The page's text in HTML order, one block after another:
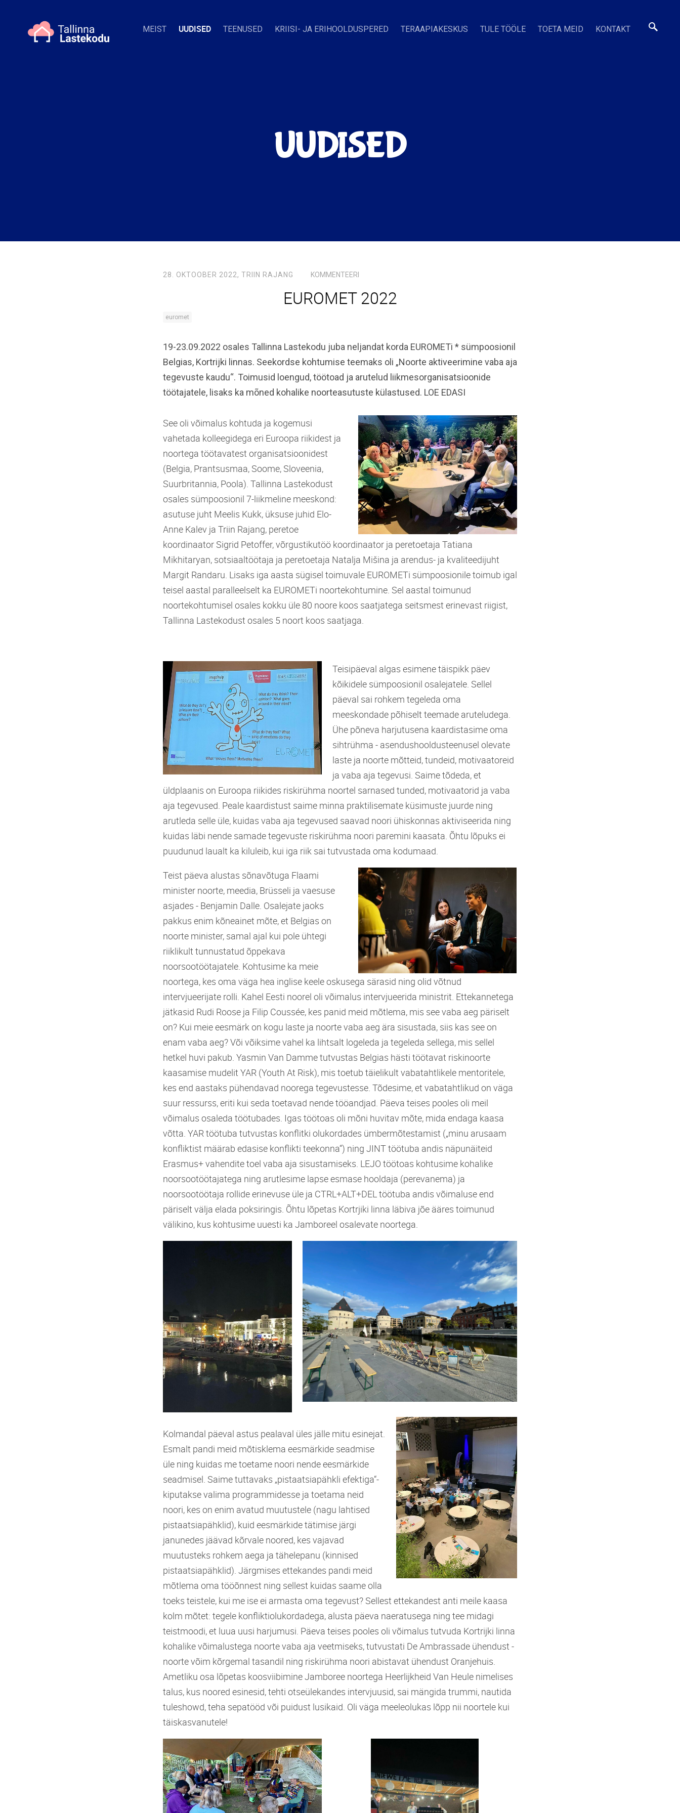
MEIST UUDISED TEENUSED KRIISI- JA ERIHOOLDUSPERED TERAAPIAKESKUS TULE TÖÖLE TOETA MEID KONTAKT
UUDISED
28. OKTOOBER 2022, TRIIN RAJANG KOMMENTEERI
EUROMET 2022
euromet
19-23.09.2022 osales Tallinna Lastekodu juba neljandat korda EUROMETi * sümpoosionil
Belgias, Kortrijki linnas. Seekordse kohtumise teemaks oli „Noorte aktiveerimine vaba aja
tegevuste kaudu“. Toimusid loengud, töötoad ja arutelud liikmesorganisatsioonide
töötajatele, lisaks ka mõned kohalike noorteasutuste külastused. LOE EDASI
See oli võimalus kohtuda ja kogemusi
vahetada kolleegidega eri Euroopa riikidest ja
noortega töötavatest organisatsioonidest
(Belgia, Prantsusmaa, Soome, Sloveenia,
Suurbritannia, Poola). Tallinna Lastekodust
osales sümpoosionil 7-liikmeline meeskond:
asutuse juht Meelis Kukk, üksuse juhid Elo-
Anne Kalev ja Triin Rajang, peretoe
koordinaator Sigrid Petoffer, võrgustikutöö koordinaator ja peretoetaja Tatiana
Mikhitaryan, sotsiaaltöötaja ja peretoetaja Natalja Mišina ja arendus- ja kvaliteedijuht
Margit Randaru. Lisaks iga aasta sügisel toimuvale EUROMETi sümpoosionile toimub igal
teisel aastal paralleelselt ka EUROMETi noortekohtumine. Sel aastal toimunud
noortekohtumisel osales kokku üle 80 noore koos saatjatega seitsmest erinevast riigist,
Tallinna Lastekodust osales 5 noort koos saatjaga.
Teisipäeval algas esimene täispikk päev
kõikidele sümpoosionil osalejatele. Sellel
päeval sai rohkem tegeleda oma
meeskondade põhiselt teemade aruteludega.
Ühe põneva harjutusena kaardistasime oma
sihtrühma - asendushooldusteenusel olevate
laste ja noorte mõtteid, tundeid, motivaatoreid
ja vaba aja tegevusi. Saime tõdeda, et
üldplaanis on Euroopa riikides riskirühma noortel sarnased tunded, motivaatorid ja vaba
aja tegevused. Peale kaardistust saime minna praktilisemate küsimuste juurde ning
arutleda selle üle, kuidas vaba aja tegevused saavad noori ühiskonnas aktiviseerida ning
kuidas läbi nende samade tegevuste riskirühma noori paremini kaasata. Õhtu lõpuks ei
puudunud laualt ka kiluleib, kui iga riik sai tutvustada oma kodumaad.
Teist päeva alustas sõnavõtuga Flaami
minister noorte, meedia, Brüsseli ja vaesuse
asjades - Benjamin Dalle. Osalejate jaoks
pakkus enim kõneainet mõte, et Belgias on
noorte minister, samal ajal kui pole ühtegi
riiklikult tunnustatud õppekava
noorsootöötajatele. Kohtusime ka meie
noortega, kes oma väga hea inglise keele oskusega särasid ning olid võtnud
intervjueerijate rolli. Kahel Eesti noorel oli võimalus intervjueerida ministrit. Ettekannetega
jätkasid Rudi Roose ja Filip Coussée, kes panid meid mõtlema, mis see vaba aeg päriselt
on? Kui meie eesmärk on kogu laste ja noorte vaba aeg ära sisustada, siis kas see on
enam vaba aeg? Või võiksime vahel ka lihtsalt logeleda ja tegeleda sellega, mis sellel
hetkel huvi pakub. Yasmin Van Damme tutvustas Belgias hästi töötavat riskinoorte
kaasamise mudelit YAR (Youth At Risk), mis toetub täielikult vabatahtlikele mentoritele,
kes end aastaks pühendavad noorega tegevustesse. Tõdesime, et vabatahtlikud on väga
suur ressurss, eriti kui seda toetavad nende tööandjad. Päeva teises pooles oli meil
võimalus osaleda töötubades. Igas töötoas oli mõni huvitav mõte, mida endaga kaasa
võtta. YAR töötuba tutvustas konflitki olukordades ümbermõtestamist („minu arusaam
konfliktist määrab edasise konflikti teekonna“) ning JINT töötuba andis näpunäiteid
Erasmus+ vahendite toel vaba aja sisustamiseks. LEJO töötoas kohtusime kohalike
noorsootöötajatega ning arutlesime lapse esmase hooldaja (perevanema) ja
noorsootöötaja rollide erinevuse üle ja CTRL+ALT+DEL töötuba andis võimaluse end
päriselt välja elada poksiringis. Õhtu lõpetas Kortrjiki linna läbiva jõe ääres toimunud
välikino, kus kohtusime uuesti ka Jamboreel osalevate noortega.
Kolmandal päeval astus pealaval üles jälle mitu esinejat.
Esmalt pandi meid mõtisklema eesmärkide seadmise
üle ning kuidas me toetame noori nende eesmärkide
seadmisel. Saime tuttavaks „pistaatsiapähkli efektiga“-
kiputakse valima programmidesse ja toetama neid
noori, kes on enim avatud muutustele (nagu lahtised
pistaatsiapähklid), kuid eesmärkide tätimise järgi
janunedes jäävad kõrvale noored, kes vajavad
muutusteks rohkem aega ja tähelepanu (kinnised
pistaatsiapähklid). Järgmises ettekandes pandi meid
mõtlema oma tööõnnest ning sellest kuidas saame olla
toeks teistele, kui me ise ei armasta oma tegevust? Sellest ettekandest anti meile kaasa
kolm mõtet: tegele konfliktiolukordadega, alusta päeva naeratusega ning tee midagi
teistmoodi, et luua uusi harjumusi. Päeva teises pooles oli võimalus tutvuda Kortrijki linna
kohalike võimalustega noorte vaba aja veetmiseks, tutvustati De Ambrassade ühendust -
noorte võim kõrgemal tasandil ning riskirühma noori abistavat ühendust Oranjehuis.
Ametliku osa lõpetas koosviibimine Jamboree noortega Heerlijkheid Van Heule nimelises
talus, kus noored esinesid, tehti otseülekandes intervjuusid, sai mängida trummi, nautida
tuleshowd, teha sepatööd või puidust lusikaid. Oli väga meeleolukas lõpp nii noortele kui
täiskasvanutele!